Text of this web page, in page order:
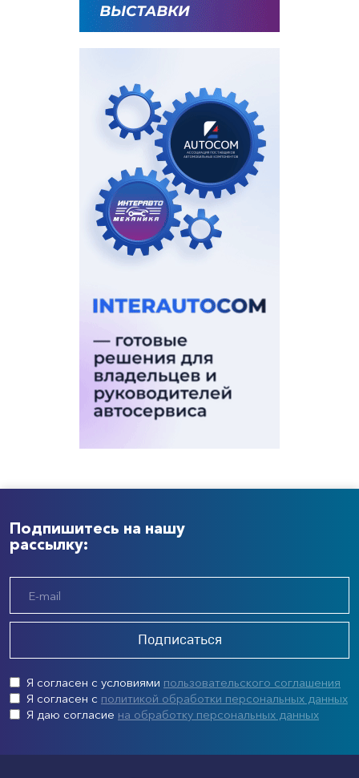
Подпишитесь на нашу
рассылку:
Подписаться
Я согласен с условиями пользовательского соглашения
Я согласен с политикой обработки персональных данных
Я даю согласие на обработку персональных данных